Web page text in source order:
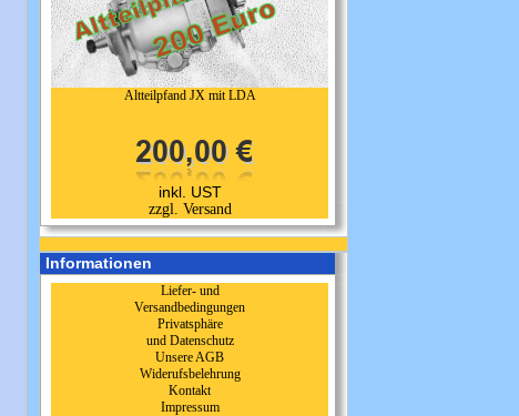
Altteilpfand JX mit LDA
inkl. UST
zzgl. Versand
Informationen
Liefer- und
Versandbedingungen
Privatsphäre
und Datenschutz
Unsere AGB
Widerufsbelehrung
Kontakt
Impressum